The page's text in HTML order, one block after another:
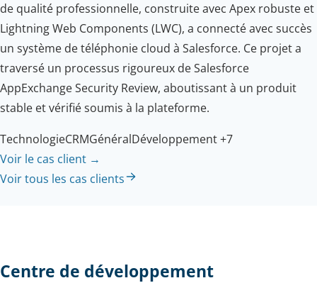
de qualité professionnelle, construite avec Apex robuste et
Lightning Web Components (LWC), a connecté avec succès
un système de téléphonie cloud à Salesforce. Ce projet a
traversé un processus rigoureux de Salesforce
AppExchange Security Review, aboutissant à un produit
stable et vérifié soumis à la plateforme.
TechnologieCRMGénéralDéveloppement+7
Voir le cas client →
Voir tous les cas clients
Centre de développement